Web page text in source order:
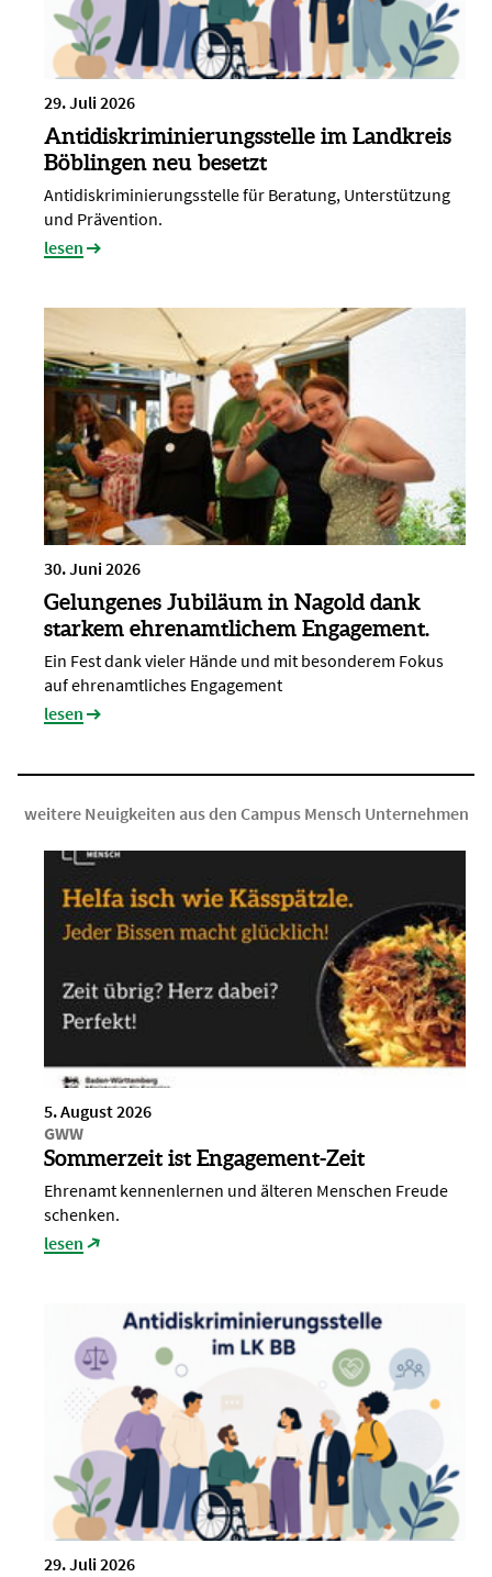
29. Juli 2026
Antidiskriminierungsstelle im Landkreis
Böblingen neu besetzt
Antidiskriminierungsstelle für Beratung, Unterstützung
und Prävention.
lesen
30. Juni 2026
Gelungenes Jubiläum in Nagold dank
starkem ehrenamtlichem Engagement.
Ein Fest dank vieler Hände und mit besonderem Fokus
auf ehrenamtliches Engagement
lesen
weitere Neuigkeiten aus den Campus Mensch Unternehmen
5. August 2026
GWW
Sommerzeit ist Engagement-Zeit
Ehrenamt kennenlernen und älteren Menschen Freude
schenken.
lesen
29. Juli 2026